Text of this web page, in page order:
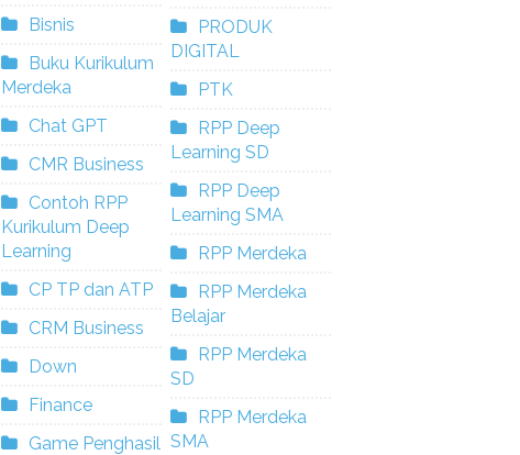
Bisnis
Buku Kurikulum
Merdeka
Chat GPT
CMR Business
Contoh RPP
Kurikulum Deep
Learning
CP TP dan ATP
CRM Business
Down
Finance
Game Penghasil
PRODUK
DIGITAL
PTK
RPP Deep
Learning SD
RPP Deep
Learning SMA
RPP Merdeka
RPP Merdeka
Belajar
RPP Merdeka
SD
RPP Merdeka
SMA